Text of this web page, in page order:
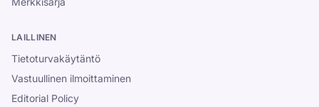
LAILLINEN
Tietoturvakäytäntö
Vastuullinen ilmoittaminen
Editorial Policy